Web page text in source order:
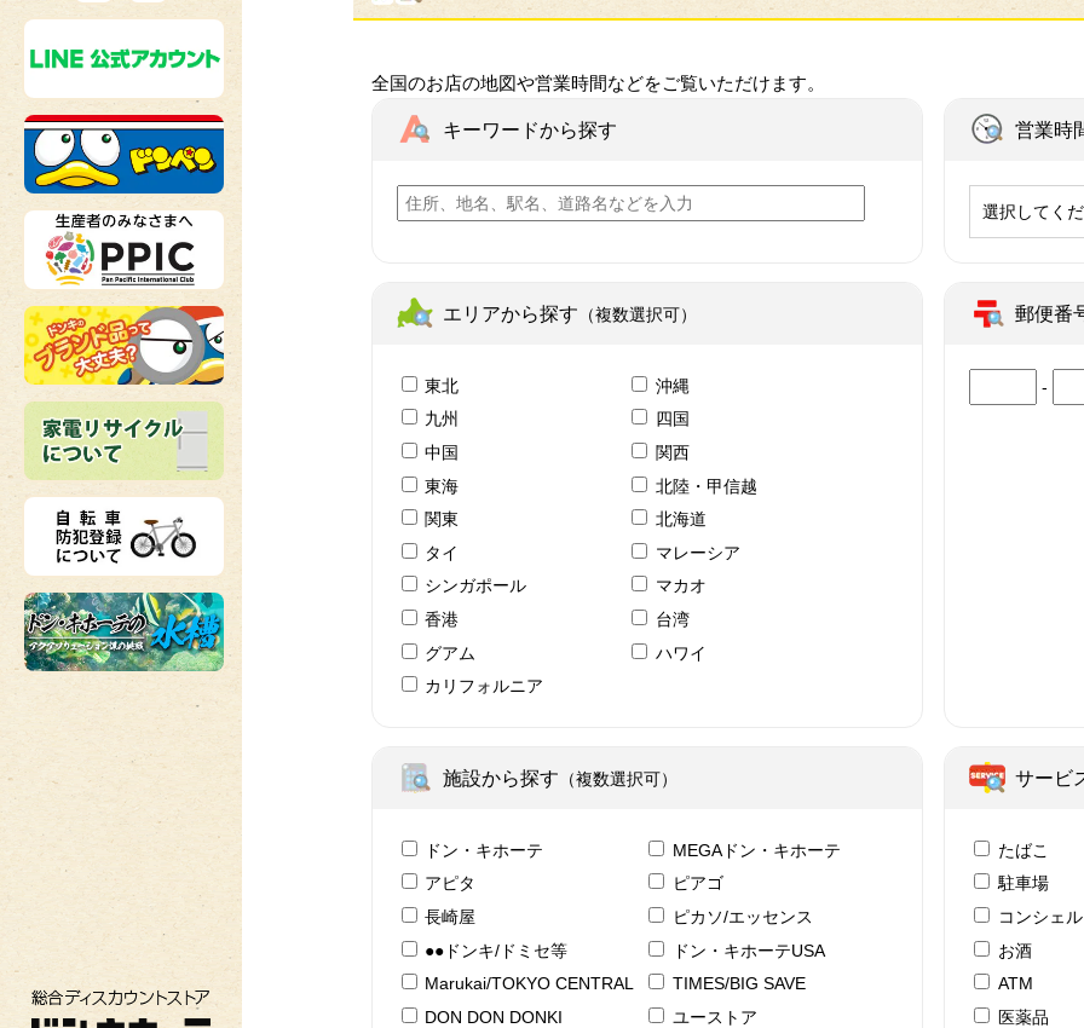
総合ディスカウントストア ドン・キホーテ
全国のお店の地図や営業時間などをご覧いただけます。
キーワードから探す 営業時
選択してく
エリアから探す （複数選択可）
東北
沖縄
九州
四国
中国
関西
東海
北陸・甲信越
関東
北海道
タイ
マレーシア
シンガポール
マカオ
香港
台湾
グアム
ハワイ
カリフォルニア
郵便番
-
施設から探す （複数選択可）
ドン・キホーテ
MEGAドン・キホーテ
アピタ
ピアゴ
長崎屋
ピカソ/エッセンス
●●ドンキ/ドミセ等
ドン・キホーテUSA
Marukai/TOKYO CENTRAL
TIMES/BIG SAVE
DON DON DONKI
ユーストア
サービ
たばこ
駐車場
コンシェ
お酒
ATM
医薬品